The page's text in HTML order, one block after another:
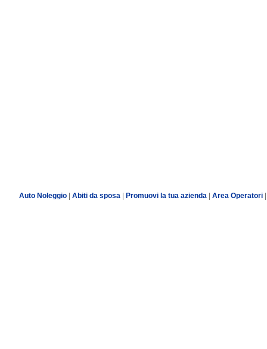
Auto Noleggio| Abiti da sposa| Promuovi la tua azienda Area Operatori